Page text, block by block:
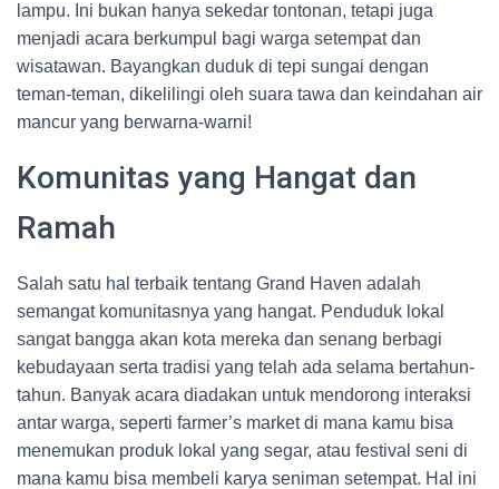
lampu. Ini bukan hanya sekedar tontonan, tetapi juga
menjadi acara berkumpul bagi warga setempat dan
wisatawan. Bayangkan duduk di tepi sungai dengan
teman-teman, dikelilingi oleh suara tawa dan keindahan air
mancur yang berwarna-warni!
Komunitas yang Hangat dan
Ramah
Salah satu hal terbaik tentang Grand Haven adalah
semangat komunitasnya yang hangat. Penduduk lokal
sangat bangga akan kota mereka dan senang berbagi
kebudayaan serta tradisi yang telah ada selama bertahun-
tahun. Banyak acara diadakan untuk mendorong interaksi
antar warga, seperti farmer’s market di mana kamu bisa
menemukan produk lokal yang segar, atau festival seni di
mana kamu bisa membeli karya seniman setempat. Hal ini